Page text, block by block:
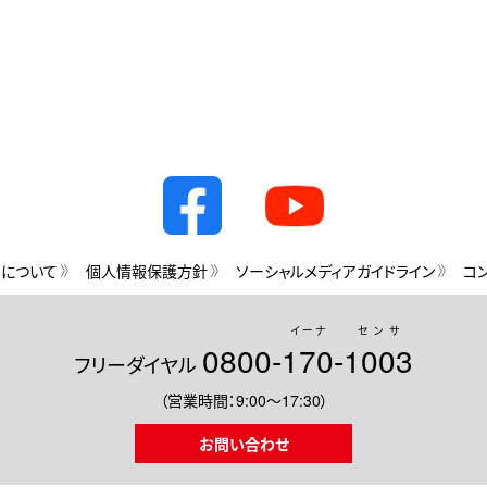
ついて 個人情報保護方針 ソーシャルメディアガイドライン コ
フリーダイヤル 0800-170
イーナ
-1003
センサ
（営業時間：9:00～17:30）
お問い合わせ